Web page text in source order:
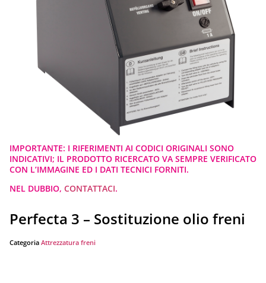
IMPORTANTE: I RIFERIMENTI AI CODICI ORIGINALI SONO
INDICATIVI; IL PRODOTTO RICERCATO VA SEMPRE VERIFICATO
CON L’IMMAGINE ED I DATI TECNICI FORNITI.
NEL DUBBIO, CONTATTACI.
Perfecta 3 – Sostituzione olio freni
Categoria Attrezzatura freni